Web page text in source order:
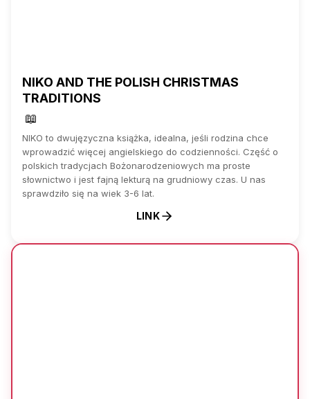
NIKO AND THE POLISH CHRISTMAS
TRADITIONS
📖
NIKO to dwujęzyczna książka, idealna, jeśli rodzina chce
wprowadzić więcej angielskiego do codzienności. Część o
polskich tradycjach Bożonarodzeniowych ma proste
słownictwo i jest fajną lekturą na grudniowy czas. U nas
sprawdziło się na wiek 3-6 lat.
LINK